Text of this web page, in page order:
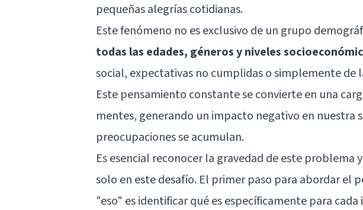
pequeñas alegrías cotidianas.
Este fenómeno no es exclusivo de un grupo
todas las edades, géneros y niveles
social, expectativas no cumplidas o simplemente
Este pensamiento constante se convierte en una
mentes, generando un impacto negativo en nuestra
preocupaciones se acumulan.
Es esencial reconocer la gravedad de este problema
solo en este desafío. El primer paso para abordar el
"eso" es identificar qué es específicamente para